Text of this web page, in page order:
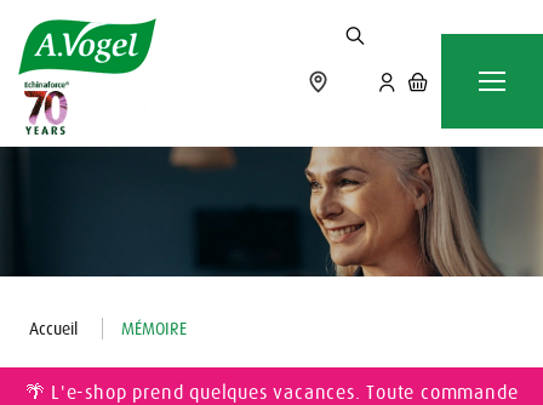
Accueil MÉMOIRE
🌴 L'e-shop prend quelques vacances. Toute commande